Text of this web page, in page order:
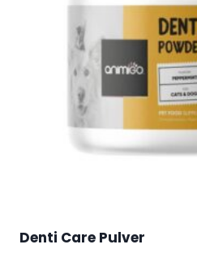
Denti Care Pulver